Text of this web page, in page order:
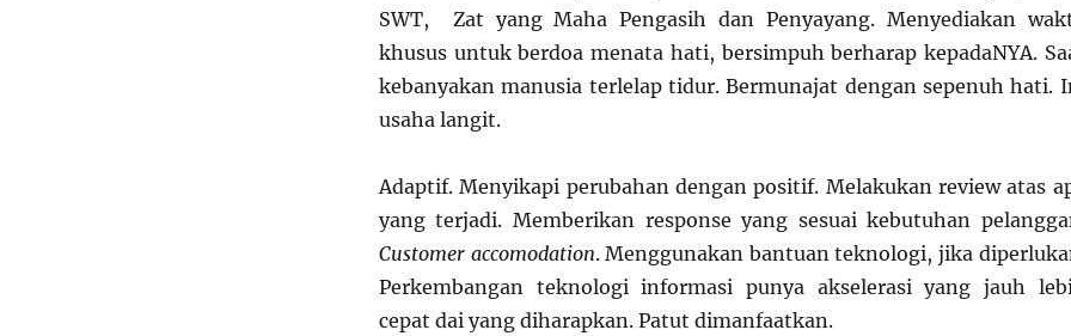
SWT, Zat yang Maha Pengasih dan Penyayang. Menyediakan
khusus untuk berdoa menata hati, bersimpuh berharap kepadaNYA.
kebanyakan manusia terlelap tidur. Bermunajat dengan sepenuh hati.
usaha langit.
Adaptif. Menyikapi perubahan dengan positif. Melakukan review atas
yang terjadi. Memberikan response yang sesuai kebutuhan
Customer accomodation. Menggunakan bantuan teknologi, jika
Perkembangan teknologi informasi punya akselerasi yang jauh
cepat dai yang diharapkan. Patut dimanfaatkan.